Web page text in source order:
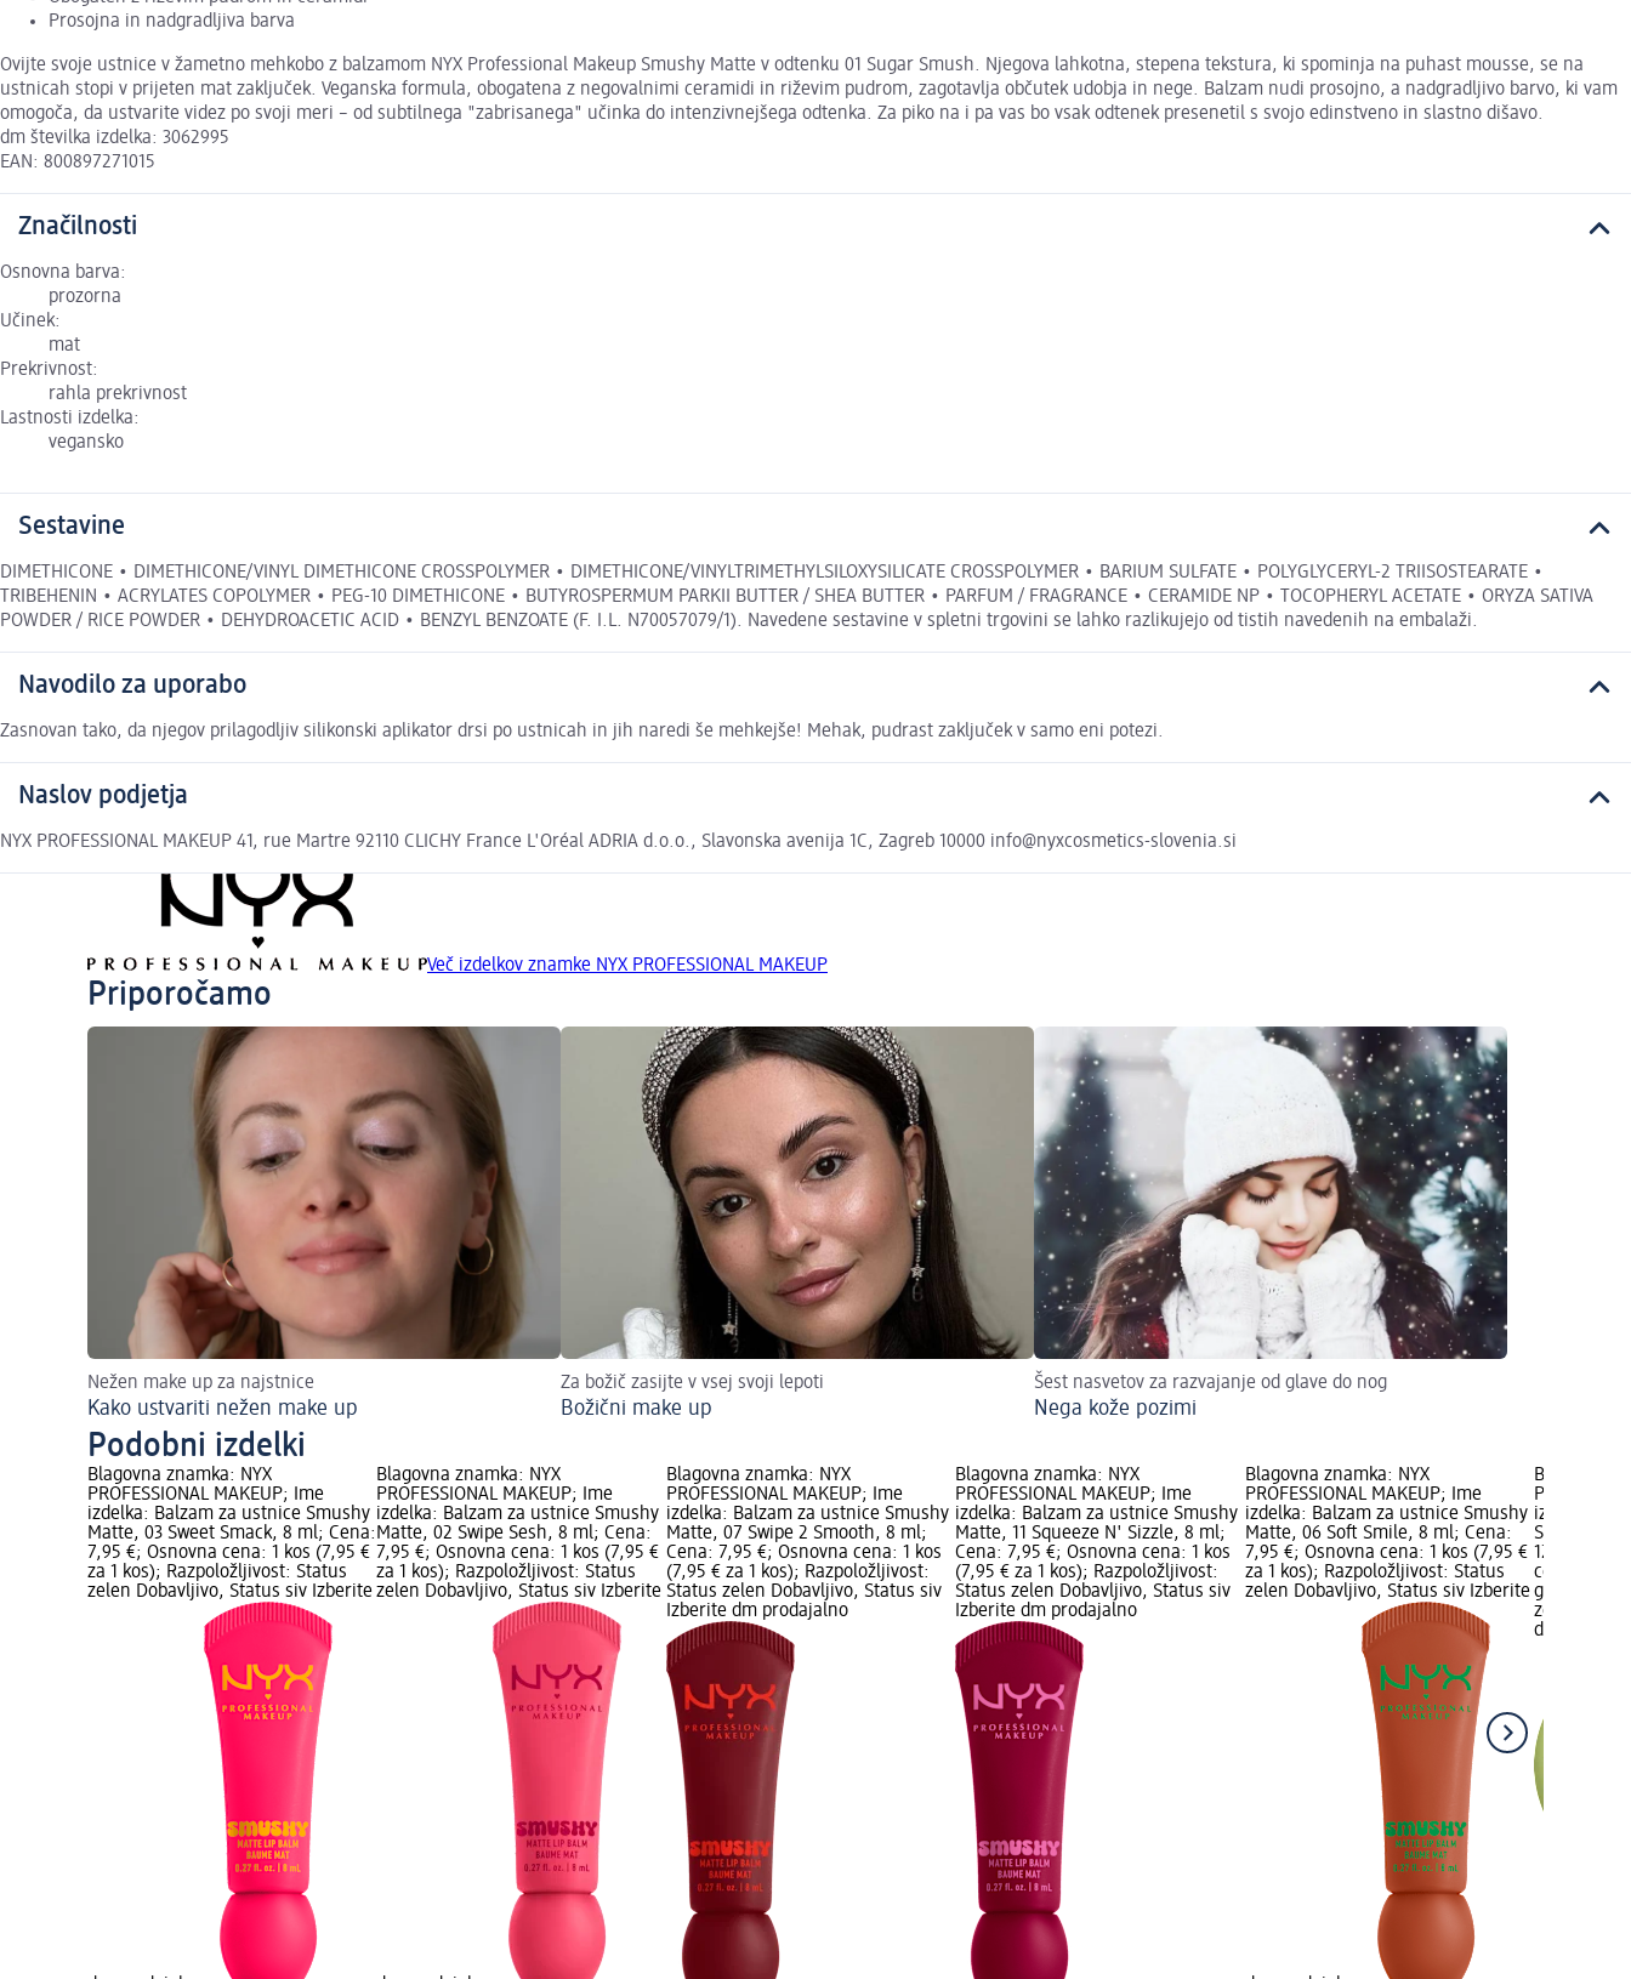
Prosojna in nadgradljiva barva
Ovijte svoje ustnice v žametno mehkobo z balzamom NYX Professional Makeup Smushy Matte v odtenku 01 Sugar Smush. Njegova lahkotna, stepena tekstura, ki spominja na puhast mousse, se na
ustnicah stopi v prijeten mat zaključek. Veganska formula, obogatena z negovalnimi ceramidi in riževim pudrom, zagotavlja občutek udobja in nege. Balzam nudi prosojno, a nadgradljivo barvo, ki vam
omogoča, da ustvarite videz po svoji meri – od subtilnega "zabrisanega" učinka do intenzivnejšega odtenka. Za piko na i pa vas bo vsak odtenek presenetil s svojo edinstveno in slastno dišavo.
dm številka izdelka: 3062995
EAN: 800897271015
Značilnosti
Osnovna barva:
prozorna
Učinek:
mat
Prekrivnost:
rahla prekrivnost
Lastnosti izdelka:
vegansko
Sestavine
DIMETHICONE • DIMETHICONE/VINYL DIMETHICONE CROSSPOLYMER • DIMETHICONE/VINYLTRIMETHYLSILOXYSILICATE CROSSPOLYMER • BARIUM SULFATE • POLYGLYCERYL-2 TRIISOSTEARATE •
TRIBEHENIN • ACRYLATES COPOLYMER • PEG-10 DIMETHICONE • BUTYROSPERMUM PARKII BUTTER / SHEA BUTTER • PARFUM / FRAGRANCE • CERAMIDE NP • TOCOPHERYL ACETATE • ORYZA SATIVA
POWDER / RICE POWDER • DEHYDROACETIC ACID • BENZYL BENZOATE (F. I.L. N70057079/1). Navedene sestavine v spletni trgovini se lahko razlikujejo od tistih navedenih na embalaži.
Navodilo za uporabo
Zasnovan tako, da njegov prilagodljiv silikonski aplikator drsi po ustnicah in jih naredi še mehkejše! Mehak, pudrast zaključek v samo eni potezi.
Naslov podjetja
NYX PROFESSIONAL MAKEUP 41, rue Martre 92110 CLICHY France L'Oréal ADRIA d.o.o., Slavonska avenija 1C, Zagreb 10000 info@nyxcosmetics-slovenia.si
Več izdelkov znamke NYX PROFESSIONAL MAKEUP
Priporočamo
Nežen make up za najstnice
Kako ustvariti nežen make up
Za božič zasijte v vsej svoji lepoti
Božični make up
Šest nasvetov za razvajanje od glave do nog
Nega kože pozimi
Podobni izdelki
Blagovna znamka: NYX
PROFESSIONAL MAKEUP; Ime
izdelka: Balzam za ustnice Smushy
Matte, 03 Sweet Smack, 8 ml; Cena:
7,95 €; Osnovna cena: 1 kos (7,95 €
za 1 kos); Razpoložljivost: Status
zelen Dobavljivo, Status siv Izberite
Blagovna znamka: NYX
PROFESSIONAL MAKEUP; Ime
izdelka: Balzam za ustnice Smushy
Matte, 02 Swipe Sesh, 8 ml; Cena:
7,95 €; Osnovna cena: 1 kos (7,95 €
za 1 kos); Razpoložljivost: Status
zelen Dobavljivo, Status siv Izberite
Blagovna znamka: NYX
PROFESSIONAL MAKEUP; Ime
izdelka: Balzam za ustnice Smushy
Matte, 07 Swipe 2 Smooth, 8 ml;
Cena: 7,95 €; Osnovna cena: 1 kos
(7,95 € za 1 kos); Razpoložljivost:
Status zelen Dobavljivo, Status siv
Izberite dm prodajalno
Blagovna znamka: NYX
PROFESSIONAL MAKEUP; Ime
izdelka: Balzam za ustnice Smushy
Matte, 11 Squeeze N' Sizzle, 8 ml;
Cena: 7,95 €; Osnovna cena: 1 kos
(7,95 € za 1 kos); Razpoložljivost:
Status zelen Dobavljivo, Status siv
Izberite dm prodajalno
Blagovna znamka: NYX
PROFESSIONAL MAKEUP; Ime
izdelka: Balzam za ustnice Smushy
Matte, 06 Soft Smile, 8 ml; Cena:
7,95 €; Osnovna cena: 1 kos (7,95 €
za 1 kos); Razpoložljivost: Status
zelen Dobavljivo, Status siv Izberite
Blagovna
izdelka:
Smushy
12 ml;
cena: 1 kos
grafika;
zelen
dm